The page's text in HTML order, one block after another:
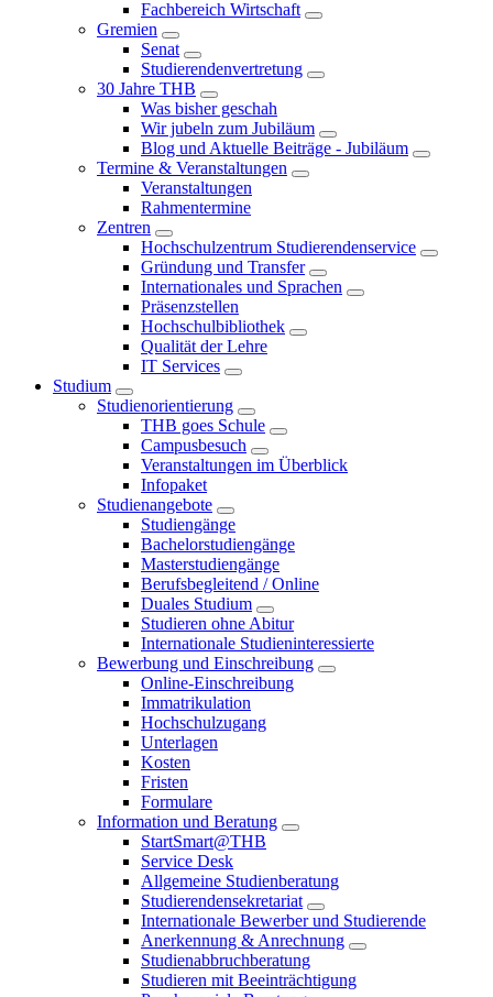
Fachbereich Wirtschaft
Gremien
Senat
Studierendenvertretung
30 Jahre THB
Was bisher geschah
Wir jubeln zum Jubiläum
Blog und Aktuelle Beiträge - Jubiläum
Termine & Veranstaltungen
Veranstaltungen
Rahmentermine
Zentren
Hochschulzentrum Studierendenservice
Gründung und Transfer
Internationales und Sprachen
Präsenzstellen
Hochschulbibliothek
Qualität der Lehre
IT Services
Studium
Studienorientierung
THB goes Schule
Campusbesuch
Veranstaltungen im Überblick
Infopaket
Studienangebote
Studiengänge
Bachelorstudiengänge
Masterstudiengänge
Berufsbegleitend / Online
Duales Studium
Studieren ohne Abitur
Internationale Studieninteressierte
Bewerbung und Einschreibung
Online-Einschreibung
Immatrikulation
Hochschulzugang
Unterlagen
Kosten
Fristen
Formulare
Information und Beratung
StartSmart@THB
Service Desk
Allgemeine Studienberatung
Studierendensekretariat
Internationale Bewerber und Studierende
Anerkennung & Anrechnung
Studienabbruchberatung
Studieren mit Beeinträchtigung